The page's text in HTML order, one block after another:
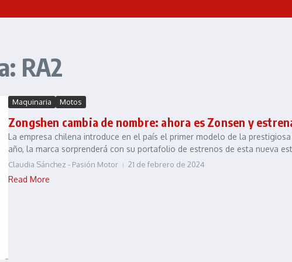
RA2
Maquinaria Motos
Zongshen cambia de nombre: ahora es Zonsen y
La empresa chilena introduce en el país el primer modelo de la
año, la marca sorprenderá con su portafolio de estrenos de esta nueva
Claudia Sánchez - Pasión Motor 21 de febrero de 2024
Read More